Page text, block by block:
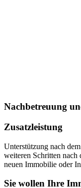
Nachbetreuung
Zusatzleistung
Unterstützung nach
weiteren Schritten nach
neuen Immobilie oder
Sie wollen Ihre